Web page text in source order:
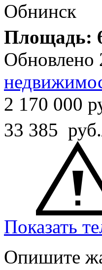
Обнинск
Площадь:
Обновлено
2 170 000
33 385
Показать
Опишите